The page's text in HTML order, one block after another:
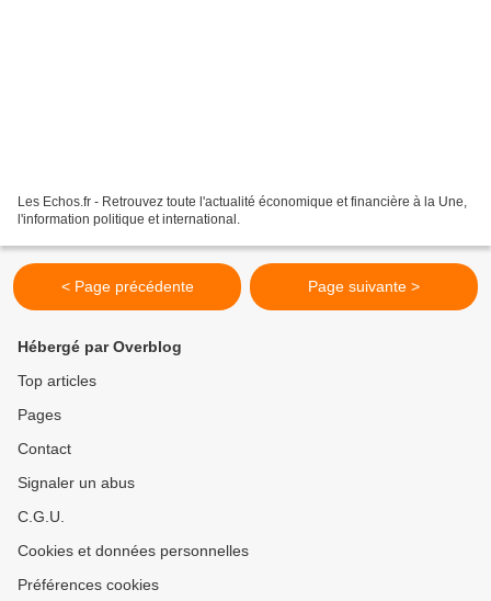
Les Echos.fr - Retrouvez toute l'actualité économique et financière à la Une,
l'information politique et international.
< Page précédente Page suivante >
Hébergé par Overblog
Top articles
Pages
Contact
Signaler un abus
C.G.U.
Cookies et données personnelles
Préférences cookies